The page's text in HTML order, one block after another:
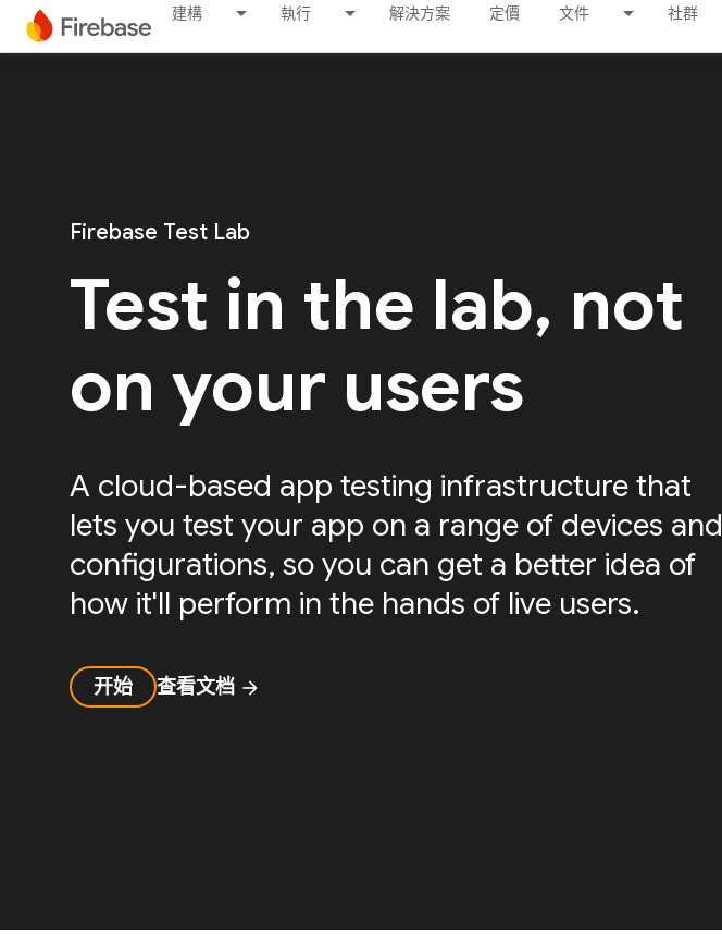
建構 執行 解決方案 定價 文件 社群
Firebase Test Lab
Test in the lab, not
on your users
A cloud-based app testing infrastructure that
lets you test your app on a range of devices and
configurations, so you can get a better idea of
how it'll perform in the hands of live users.
开始 查看文档 arrow_forward